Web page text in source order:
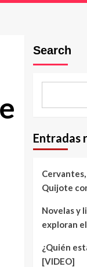
Search
Entradas
Quijote
Novelas y
exploran
¿Quién
[VIDEO]